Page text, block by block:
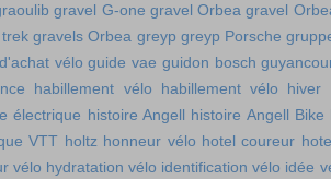
gravel G-one gravel Orbea gravel
gravels Orbea greyp greyp Porsche
vélo guide vae guidon bosch
habillement vélo habillement vélo hiver
électrique histoire Angell histoire Angell Bike
VTT holtz honneur vélo hotel coureur
vélo hydratation vélo identification vélo idée